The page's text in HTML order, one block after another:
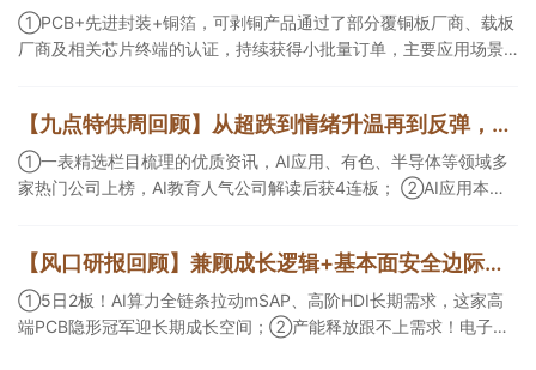
①PCB+先进封装+铜箔，可剥铜产品通过了部分覆铜板厂商、载板
厂商及相关芯片终端的认证，持续获得小批量订单，主要应用场景
等方面具有丰富经验，具备承接细胞与基因治疗产品商业化受托生
产的合规资质，这家公司获净买入。
【九点特供周回顾】从超跌到情绪升温再到反弹，栏目梳理AI应用题材逻辑，AI教育人气公司解读后获4连板
①一表精选栏目梳理的优质资讯，AI应用、有色、半导体等领域多
家热门公司上榜，AI教育人气公司解读后获4连板； ②AI应用本周
角前瞻产业供需情况，提及2家核心公司双双涨停。
【风口研报回顾】兼顾成长逻辑+基本面安全边际！王牌自营前瞻覆盖“pcb+MLCC+电子布”，梳理AI产业链优质标的“深坑起跳”
①5日2板！AI算力全链条拉动mSAP、高阶HDI长期需求，这家高
端PCB隐形冠军迎长期成长空间；②产能释放跟不上需求！电子布